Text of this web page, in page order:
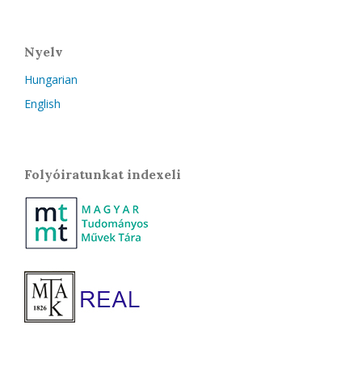
Nyelv
Hungarian
English
Folyóiratunkat indexeli